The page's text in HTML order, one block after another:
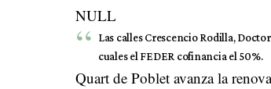
NULL
Las calles Crescencio Rodilla,
cuales el FEDER cofinancia el 50%.
Quart de Poblet avanza la